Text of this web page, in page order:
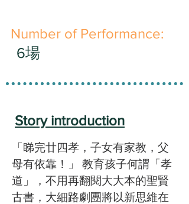
​Number of Performance:
6場
「睇完廿四孝，子女有家教，父
母有依靠！」 教育孩子何謂「孝
道」，不用再翻閱大大本的聖賢
古書，大細路劇團將以新思維在
Story introduction